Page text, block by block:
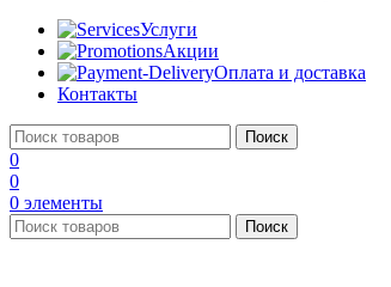
Услуги
Акции
Оплата и доставка
Контакты
Поиск
0
0
0 элементы
Поиск